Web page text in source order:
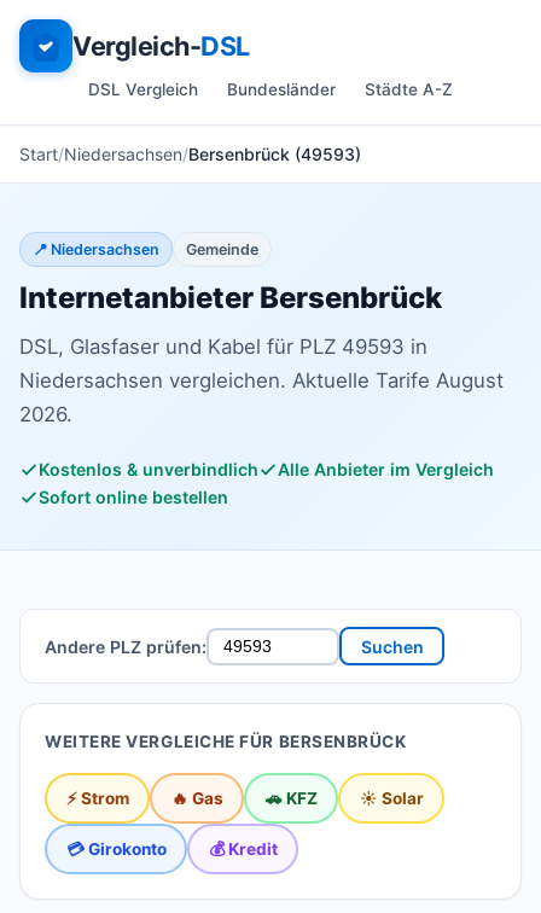
Vergleich-DSL
DSL Vergleich Bundesländer Städte A-Z
Start Niedersachsen Bersenbrück (49593)
📍 Niedersachsen Gemeinde
Internetanbieter Bersenbrück
DSL, Glasfaser und Kabel für PLZ 49593 in
Niedersachsen vergleichen. Aktuelle Tarife August
2026.
Kostenlos & unverbindlich
Alle Anbieter im Vergleich
Sofort online bestellen
Andere PLZ prüfen: Suchen
WEITERE VERGLEICHE FÜR BERSENBRÜCK
⚡ Strom 🔥 Gas 🚗 KFZ ☀️ Solar
💳 Girokonto 💰 Kredit